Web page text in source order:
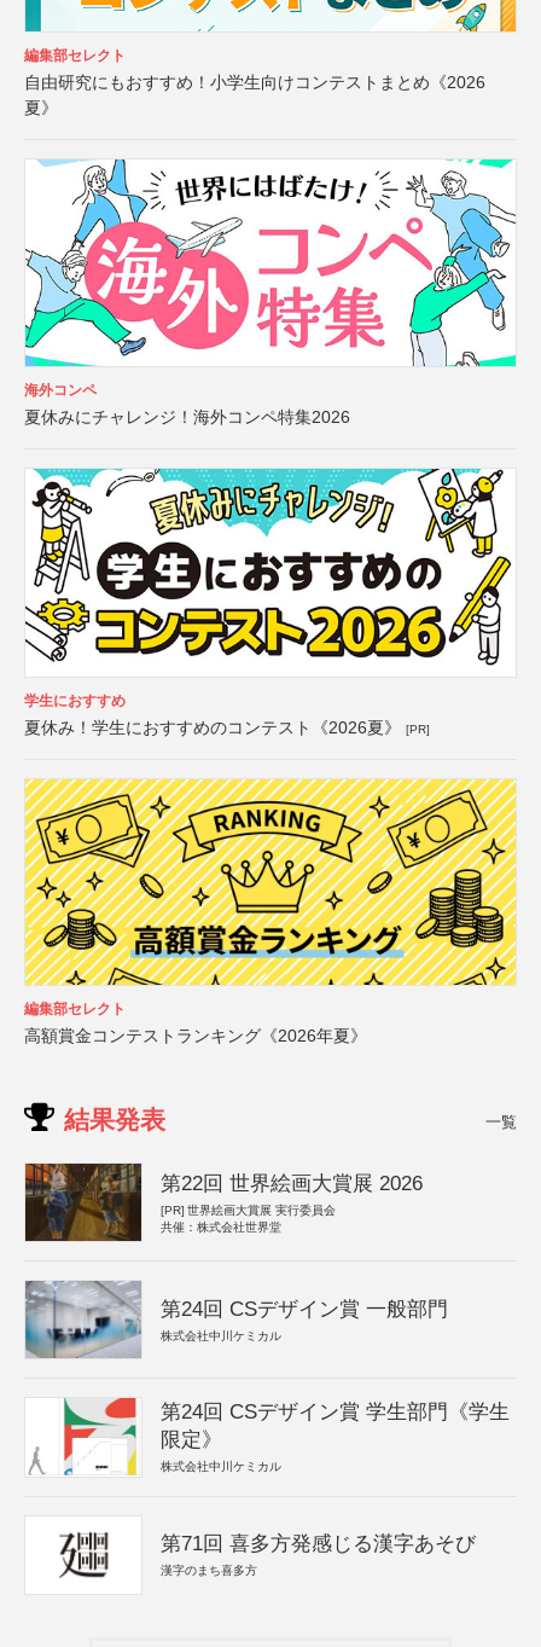
編集部セレクト
自由研究にもおすすめ！小学生向けコンテストまとめ《2026
夏》
海外コンペ
夏休みにチャレンジ！海外コンペ特集2026
学生におすすめ
夏休み！学生におすすめのコンテスト《2026夏》 [PR]
編集部セレクト
高額賞金コンテストランキング《2026年夏》
結果発表 一覧
第22回 世界絵画大賞展 2026
[PR] 世界絵画大賞展 実行委員会
共催：株式会社世界堂
第24回 CSデザイン賞 一般部門
株式会社中川ケミカル
第24回 CSデザイン賞 学生部門《学生
限定》
株式会社中川ケミカル
第71回 喜多方発感じる漢字あそび
漢字のまち喜多方